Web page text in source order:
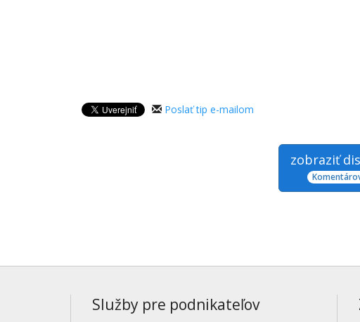
Poslať tip e-mailom
zobraziť
Služby pre podnikateľov